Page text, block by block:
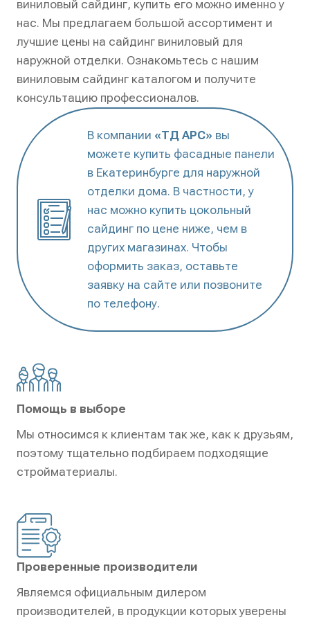
виниловый сайдинг, купить его можно именно у
нас. Мы предлагаем большой ассортимент и
лучшие цены на сайдинг виниловый для
наружной отделки. Ознакомьтесь с нашим
виниловым сайдинг каталогом и получите
консультацию профессионалов.
В компании «ТД АРС» вы
можете купить фасадные панели
в Екатеринбурге для наружной
отделки дома. В частности, у
нас можно купить цокольный
сайдинг по цене ниже, чем в
других магазинах. Чтобы
оформить заказ, оставьте
заявку на сайте или позвоните
по телефону.
Помощь в выборе
Мы относимся к клиентам так же, как к друзьям,
поэтому тщательно подбираем подходящие
стройматериалы.
Проверенные производители
Являемся официальным дилером
производителей, в продукции которых уверены